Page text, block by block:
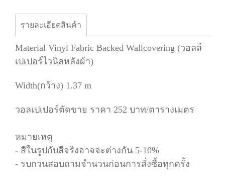
รายละเอียดสินค้า
Material Vinyl Fabric Backed Wallcovering (วอลล์
เปเปอร์ไวนิลหลังผ้า)
Width(กว้าง) 1.37 m
วอลเปเปอร์ตัดขาย ราคา 252 บาท/ตารางเมตร
หมายเหตุ
- สีในรูปกับสีจริงอาจจะต่างกัน 5-10%
- รบกวนสอบถามจำนวนก่อนการสั่งซื้อทุกครั้ง